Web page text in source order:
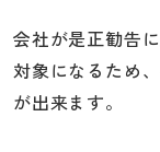
会社が是正勧告
対象になるため
が出来ます。